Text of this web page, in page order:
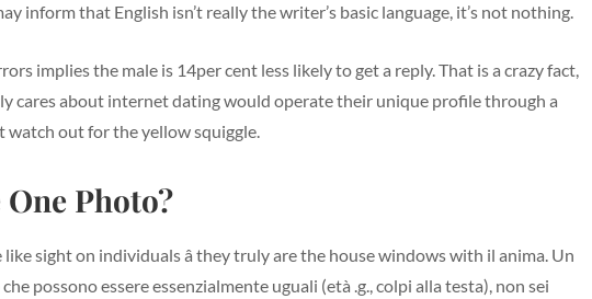
inform that English isn’t really the writer’s basic language, it’s not nothing.
implies the male is 14per cent less likely to get a reply. That is a crazy fact,
cares about internet dating would operate their unique profile through a
watch out for the yellow squiggle.
Photo?
sight on individuals â they truly are the house windows with il anima. Un
possono essere essenzialmente uguali (età .g., colpi alla testa), non sei